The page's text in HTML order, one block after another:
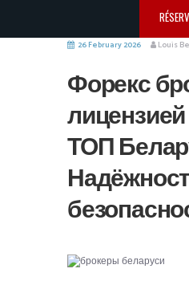
26 February 2026 Louis
Форекс
ТОП